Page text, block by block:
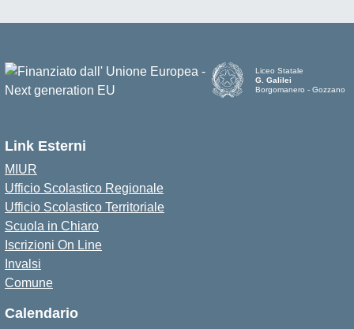
Liceo Statale
G. Galilei
Borgomanero - Gozzano
Link Esterni
MIUR
Ufficio Scolastico Regionale
Ufficio Scolastico Territoriale
Scuola in Chiaro
Iscrizioni On Line
Invalsi
Comune
Calendario